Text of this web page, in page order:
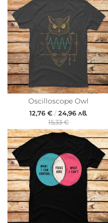
Oscilloscope Owl
12,76 € /24,96 лв.
15,33 €